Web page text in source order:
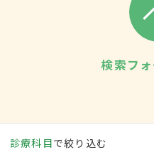
検索フ
診療科目で絞り込む